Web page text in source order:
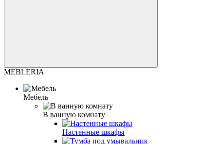
MEBLERIA
Мебель
В ванную комнату
Настенные шкафы